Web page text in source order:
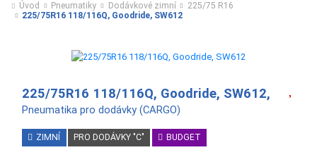
Úvod Pneumatiky Dodávkové zimní
225/75 R16
225/75R16 118/116Q, Goodride, SW612
225/75R16 118/116Q, Goodride, SW612,
Pneumatika pro dodávky (CARGO)
ZIMNÍ PRO DODÁVKY "C" BUDGET